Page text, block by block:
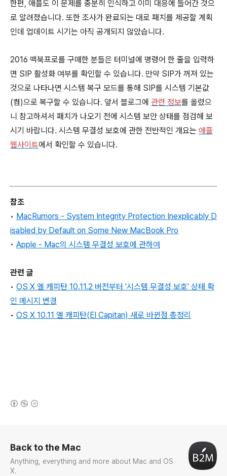
한편, 애플도 이 문제를 충분히 인식하고 이미 대응에 들어간 것으
로 알려졌습니다. 또한 조사가 완료되는 대로 패치를 제공할 계획
인데 업데이트 시기는 아직 공개되지 않았습니다.
2016 맥북프로를 구매한 분들은 터미널에 명령어 한 줄을 입력하
면 SIP 활성화 여부를 확인할 수 있습니다. 만약 SIP가 꺼져 있는
것으로 나타나면 시스템 복구 모드를 통해 SIP를 시스템 기본값
(켬)으로 복구할 수 있습니다. 앞서 블로그에 관련 정보를 올렸으
니 참고하셔서 패치가 나오기 전에 시스템 보안 상태를 점검해 보
시기 바랍니다. 시스템 무결성 보호에 관한 전반적인 개요는 애플
웹사이트에서 확인할 수 있습니다.
참조
• MacRumors - System Integrity Protection Inexplicably D
isabled by Default on Some New MacBook Pro
• Apple - Mac의 시스템 무결성 보호에 관하여
관련 글
• OS X 엘 캐피탄 10.11.2 버전부터 '시스템 무결성 보호' 상태 확
인 메시지 변경
• OS X 10.11 엘 캐피탄(El Capitan) 새로 바뀐점 총정리
Back to the Mac
Anything, everything and more about Mac and OS
X.